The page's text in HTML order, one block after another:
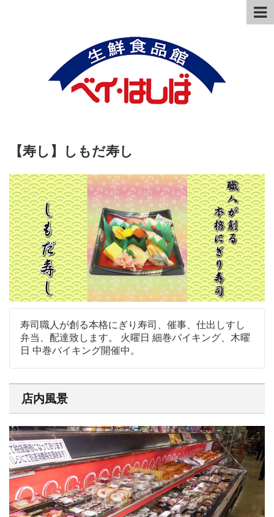
【寿し】しもだ寿し
寿司職人が創る本格にぎり寿司、催事、仕出しすし
弁当、配達致します。 火曜日 細巻バイキング、木曜
日 中巻バイキング開催中。
店内風景